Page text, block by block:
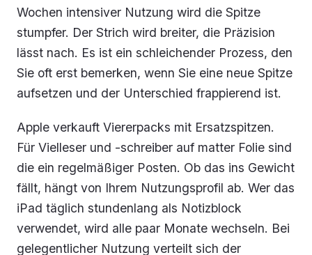
Wochen intensiver Nutzung wird die Spitze
stumpfer. Der Strich wird breiter, die Präzision
lässt nach. Es ist ein schleichender Prozess, den
Sie oft erst bemerken, wenn Sie eine neue Spitze
aufsetzen und der Unterschied frappierend ist.
Apple verkauft Viererpacks mit Ersatzspitzen.
Für Vielleser und -schreiber auf matter Folie sind
die ein regelmäßiger Posten. Ob das ins Gewicht
fällt, hängt von Ihrem Nutzungsprofil ab. Wer das
iPad täglich stundenlang als Notizblock
verwendet, wird alle paar Monate wechseln. Bei
gelegentlicher Nutzung verteilt sich der